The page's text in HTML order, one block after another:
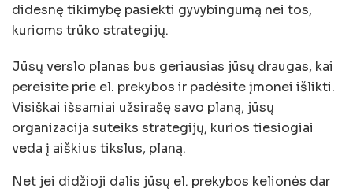
didesnę tikimybę pasiekti gyvybingumą nei tos,
kurioms trūko strategijų.
Jūsų verslo planas bus geriausias jūsų draugas, kai
pereisite prie el. prekybos ir padėsite įmonei išlikti.
Visiškai išsamiai užsirašę savo planą, jūsų
organizacija suteiks strategijų, kurios tiesiogiai
veda į aiškius tikslus, planą.
Net jei didžioji dalis jūsų el. prekybos kelionės dar